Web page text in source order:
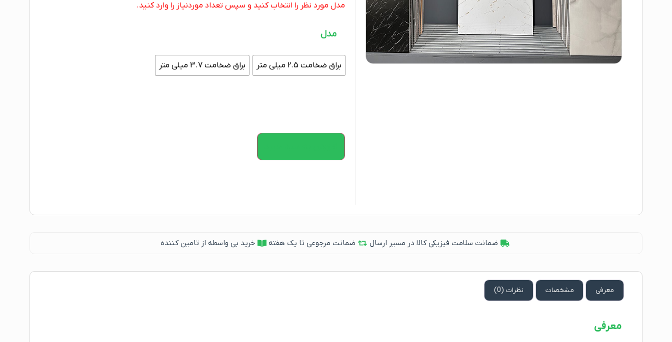
مدل مورد نظر را انتخاب کنید و سپس تعداد موردنیاز را وارد کنید.
مدل
براق ضخامت 2.5 میلی متر براق ضخامت 3.7 میلی متر
ضمانت سلامت فیزیکی کالا در مسیر ارسال ضمانت مرجوعی تا یک هفته خرید بی واسطه از تامین کننده
معرفی مشخصات نظرات (0)
معرفی